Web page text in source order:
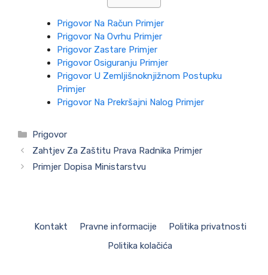
Prigovor Na Račun Primjer
Prigovor Na Ovrhu Primjer
Prigovor Zastare Primjer
Prigovor Osiguranju Primjer
Prigovor U Zemljišnoknjižnom Postupku
Primjer
Prigovor Na Prekršajni Nalog Primjer
Kategorije
Prigovor
Zahtjev Za Zaštitu Prava Radnika Primjer
Primjer Dopisa Ministarstvu
Kontakt Pravne informacije
Politika privatnosti
Politika kolačića